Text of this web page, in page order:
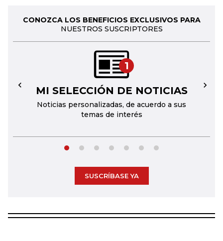
CONOZCA LOS BENEFICIOS EXCLUSIVOS PARA
NUESTROS SUSCRIPTORES
1
MI SELECCIÓN DE NOTICIAS
Noticias personalizadas, de acuerdo a sus
temas de interés
← →
SUSCRÍBASE YA